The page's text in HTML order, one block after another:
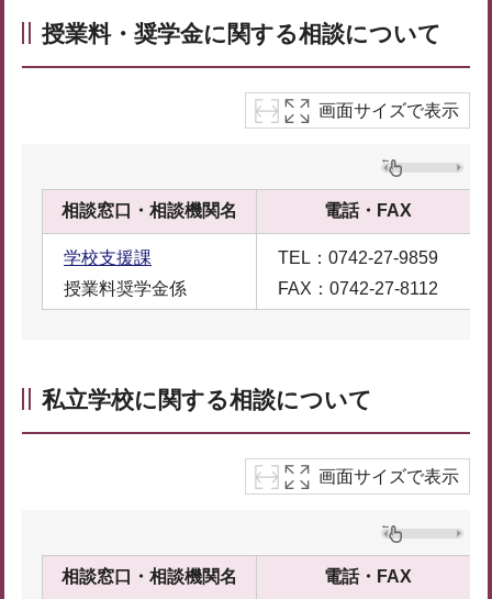
授業料・奨学金に関する相談について
画面サイズで表示
相談窓口・相談機関名 電話・FAX
学校支援課
授業料奨学金係
TEL：0742-27-9859
FAX：0742-27-8112
私立学校に関する相談について
画面サイズで表示
相談窓口・相談機関名 電話・FAX